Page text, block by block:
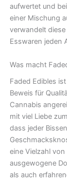
aufwertet und
einer Mischung
verwandelt
Esswaren jeden
Was macht
Faded Edibles
Beweis für
Cannabis
mit viel Liebe
dass jeder
eine Vielzahl
ausgewogene
als auch